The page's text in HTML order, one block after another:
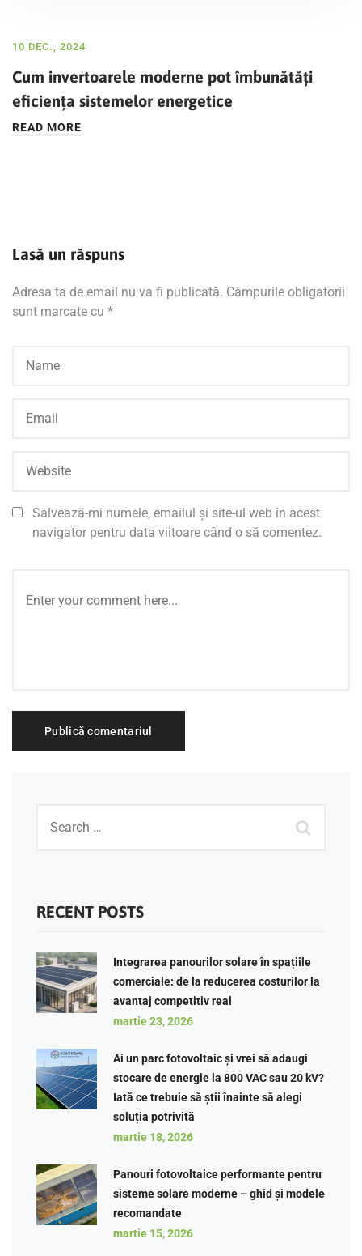
10 DEC., 2024
Cum invertoarele moderne pot îmbunătăți
eficiența sistemelor energetice
READ MORE
Lasă un răspuns
Adresa ta de email nu va fi publicată. Câmpurile obligatorii
sunt marcate cu *
Salvează-mi numele, emailul și site-ul web în acest
navigator pentru data viitoare când o să comentez.
RECENT POSTS
Integrarea panourilor solare în spațiile
comerciale: de la reducerea costurilor la
avantaj competitiv real
martie 23, 2026
Ai un parc fotovoltaic și vrei să adaugi
stocare de energie la 800 VAC sau 20 kV?
Iată ce trebuie să știi înainte să alegi
soluția potrivită
martie 18, 2026
Panouri fotovoltaice performante pentru
sisteme solare moderne – ghid și modele
recomandate
martie 15, 2026